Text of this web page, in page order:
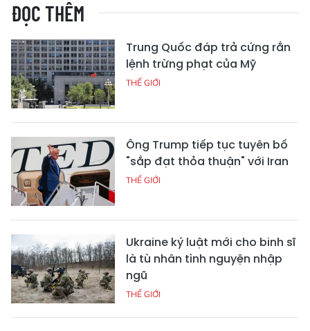
ĐỌC THÊM
Trung Quốc đáp trả cứng rắn
lệnh trừng phạt của Mỹ
THẾ GIỚI
Ông Trump tiếp tục tuyên bố
"sắp đạt thỏa thuận" với Iran
THẾ GIỚI
Ukraine ký luật mới cho binh sĩ
là tù nhân tình nguyện nhập
ngũ
THẾ GIỚI